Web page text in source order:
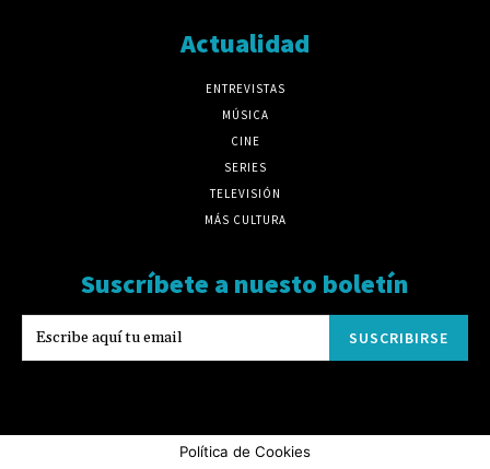
Actualidad
ENTREVISTAS
MÚSICA
CINE
SERIES
TELEVISIÓN
MÁS CULTURA
Suscríbete a nuesto boletín
SUSCRIBIRSE
Política de Cookies